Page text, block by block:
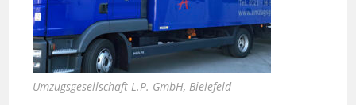
Umzugsgesellschaft L.P. GmbH, Bielefeld